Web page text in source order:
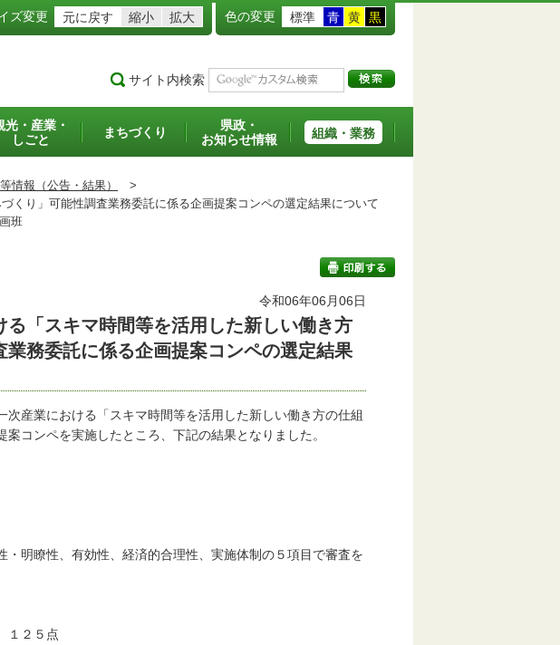
ズ変更 元に戻す 縮小 拡大 色の変更 標準 青 黄 黒
サイト内検索
光・産業・
しごと
まちづくり
県政・
お知らせ情報
組織・業務
情報（公告・結果）
>
り」可能性調査業務委託に係る企画提案コンペの選定結果について
班
印刷する
令和06年06月06日
「スキマ時間等を活用した新しい働き方
務委託に係る企画提案コンペの選定結果
産業における「スキマ時間等を活用した新しい働き方の仕組
コンペを実施したところ、下記の結果となりました。
明瞭性、有効性、経済的合理性、実施体制の５項目で審査を
２５点